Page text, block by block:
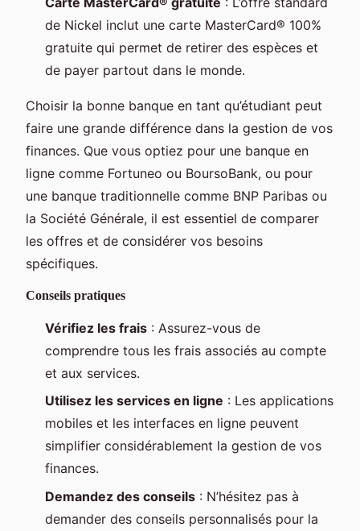
de Nickel inclut une carte MasterCard® 100%
gratuite qui permet de retirer des espèces et
de payer partout dans le monde.
Choisir la bonne banque en tant qu’étudiant peut
faire une grande différence dans la gestion de vos
finances. Que vous optiez pour une banque en
ligne comme Fortuneo ou BoursoBank, ou pour
une banque traditionnelle comme BNP Paribas ou
la Société Générale, il est essentiel de comparer
les offres et de considérer vos besoins
spécifiques.
Conseils pratiques
Vérifiez les frais : Assurez-vous de
comprendre tous les frais associés au compte
et aux services.
Utilisez les services en ligne : Les applications
mobiles et les interfaces en ligne peuvent
simplifier considérablement la gestion de vos
finances.
Demandez des conseils : N’hésitez pas à
demander des conseils personnalisés pour la